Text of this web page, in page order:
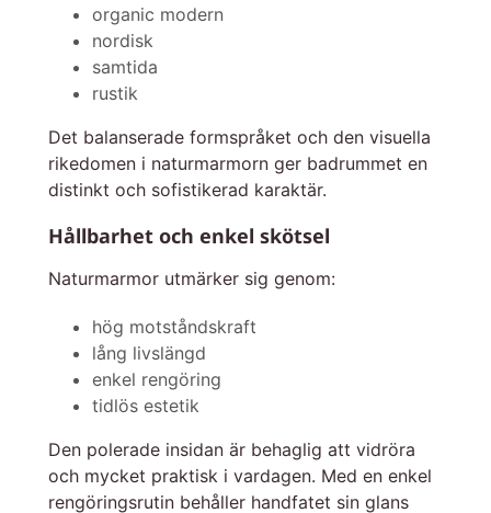
organic modern
nordisk
samtida
rustik
Det balanserade formspråket och den visuella
rikedomen i naturmarmorn ger badrummet en
distinkt och sofistikerad karaktär.
Hållbarhet och enkel skötsel
Naturmarmor utmärker sig genom:
hög motståndskraft
lång livslängd
enkel rengöring
tidlös estetik
Den polerade insidan är behaglig att vidröra
och mycket praktisk i vardagen. Med en enkel
rengöringsrutin behåller handfatet sin glans